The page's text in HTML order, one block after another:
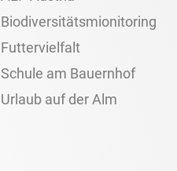
Biodiversitätsmionitoring
Futtervielfalt
Schule am Bauernhof
Urlaub auf der Alm